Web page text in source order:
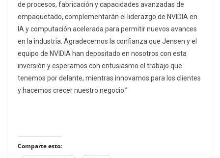
de procesos, fabricación y capacidades avanzadas de
empaquetado, complementarán el liderazgo de NVIDIA en
IA y computación acelerada para permitir nuevos avances
en la industria. Agradecemos la confianza que Jensen y el
equipo de NVIDIA han depositado en nosotros con esta
inversión y esperamos con entusiasmo el trabajo que
tenemos por delante, mientras innovamos para los clientes
y hacemos crecer nuestro negocio.”
Comparte esto: